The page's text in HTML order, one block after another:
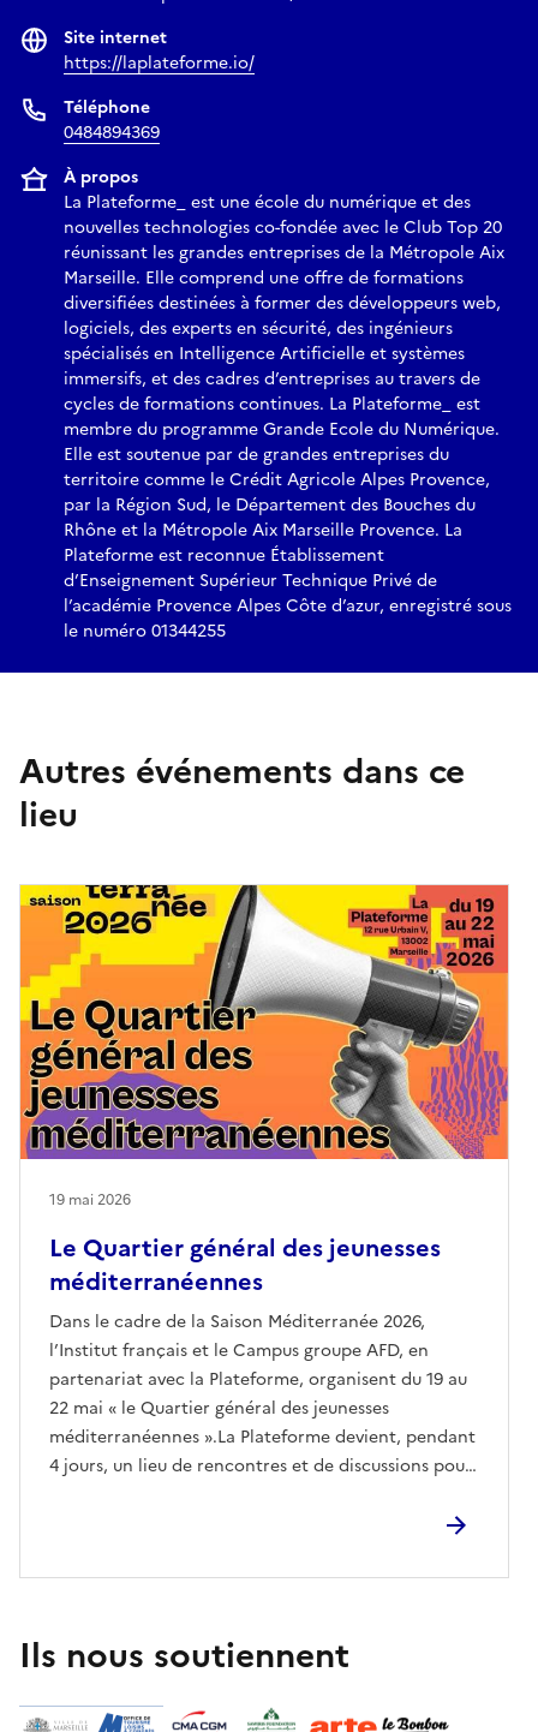
Site internet
https://laplateforme.io/
Téléphone
0484894369
À propos
La Plateforme_ est une école du numérique et des
nouvelles technologies co-fondée avec le Club Top 20
réunissant les grandes entreprises de la Métropole Aix
Marseille. Elle comprend une offre de formations
diversifiées destinées à former des développeurs web,
logiciels, des experts en sécurité, des ingénieurs
spécialisés en Intelligence Artificielle et systèmes
immersifs, et des cadres d’entreprises au travers de
cycles de formations continues. La Plateforme_ est
membre du programme Grande Ecole du Numérique.
Elle est soutenue par de grandes entreprises du
territoire comme le Crédit Agricole Alpes Provence,
par la Région Sud, le Département des Bouches du
Rhône et la Métropole Aix Marseille Provence. La
Plateforme est reconnue Établissement
d’Enseignement Supérieur Technique Privé de
l’académie Provence Alpes Côte d’azur, enregistré sous
le numéro 01344255
Autres événements dans ce
lieu
Le Quartier général des jeunesses
méditerranéennes
Dans le cadre de la Saison Méditerranée 2026,
l’Institut français et le Campus groupe AFD, en
partenariat avec la Plateforme, organisent du 19 au
22 mai « le Quartier général des jeunesses
méditerranéennes ».La Plateforme devient, pendant
4 jours, un lieu de rencontres et de discussions pour
coopération (Safir, Académie des Talents
d’Algérie, d’Egypte, d’Espagne, de France, d’Italie,
de Jordanie, du Liban, de Libye, du Maroc, de
mettre en récits les messages qu’ils portent et à
19 mai 2026
Ils nous soutiennent